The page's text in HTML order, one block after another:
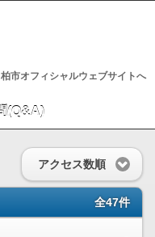
柏市オフィシャルウェブサイトへ
アクセス数順
全47件